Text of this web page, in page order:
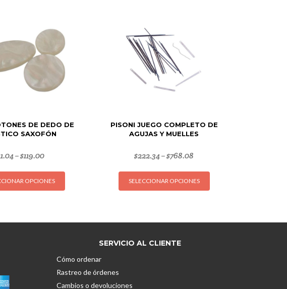
DE DEDO DE
SAXOFÓN
–$119.00
OPCIONES
Este
se
PISONI JUEGO COMPLETO DE
AGUJAS Y MUELLES
$222.34–$768.08
SELECCIONAR OPCIONES
Este
SERVICIO AL CLIENTE
Cómo ordenar
Rastreo de órdenes
Cambios o devoluciones